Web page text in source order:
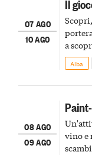
07 AGO
10 AGO
Il
a
Alba
08 AGO
09 AGO
vino e